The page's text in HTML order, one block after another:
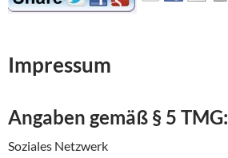
Impressum
Angaben gemäß § 5 TMG:
Soziales Netzwerk